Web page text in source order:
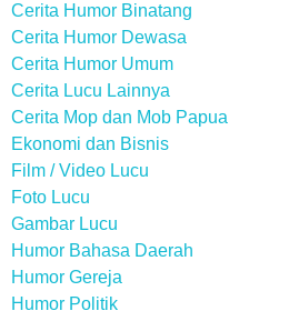
Cerita Humor Binatang
Cerita Humor Dewasa
Cerita Humor Umum
Cerita Lucu Lainnya
Cerita Mop dan Mob Papua
Ekonomi dan Bisnis
Film / Video Lucu
Foto Lucu
Gambar Lucu
Humor Bahasa Daerah
Humor Gereja
Humor Politik